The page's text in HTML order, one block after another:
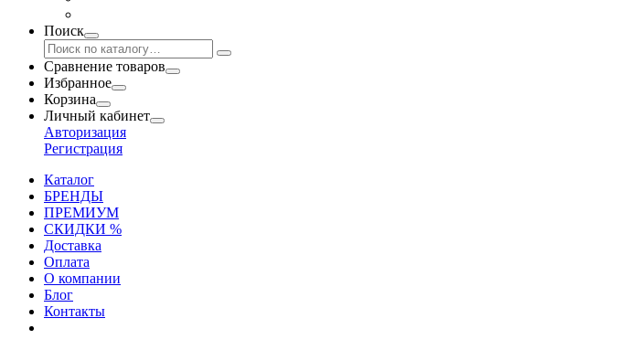
Поиск
Сравнение товаров
Избранное
Корзина
Личный кабинет
Авторизация
Регистрация
Каталог
БРЕНДЫ
ПРЕМИУМ
СКИДКИ %
Доставка
Оплата
О компании
Блог
Контакты